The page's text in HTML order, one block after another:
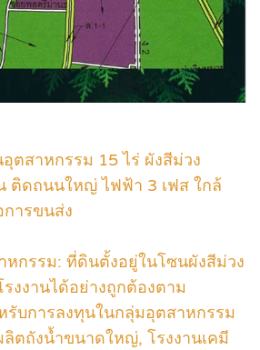
ตสาหกรรม 15 ไร่ ผังสีม่วง
ติดถนนใหญ่ ไฟฟ้า 3 เฟส ใกล้
การขนส่ง
หกรรม: ที่ดินตั้งอยู่ในโซนผังสีม่วง
งงานได้อย่างถูกต้องตาม
รับการลงทุนในกลุ่มอุตสาหกรรม
ลิตถังน้ำขนาดใหญ่, โรงงานเคมี